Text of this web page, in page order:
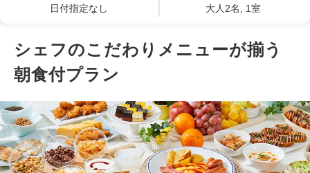
日付指定なし 大人2名, 1室
シェフのこだわりメニューが揃う
朝食付プラン